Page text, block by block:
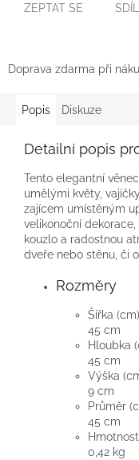
ZEPTAT SE
Doprava zdarma při
Popis Diskuze
Detailní popis
Tento elegantní
umělými květy,
zajícem umístěným
velikonoční
kouzlo a radostnou
dveře nebo stěnu, či
Rozměry
Šířka (cm)
45 cm
Hloubka
45 cm
Výška
9 cm
Průměr
45 cm
0,42 kg